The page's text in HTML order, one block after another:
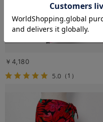
￥4,180
5.0 （1）